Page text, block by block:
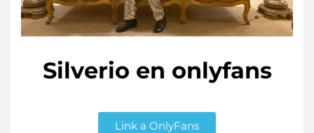
Silverio en onlyfans
Link a OnlyFans